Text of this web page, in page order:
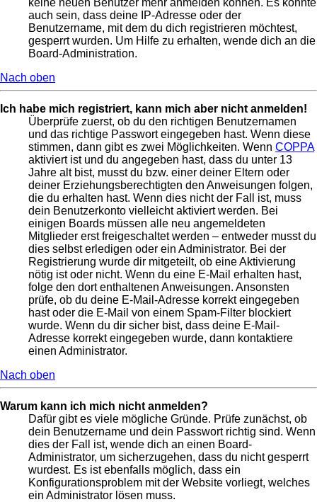
auch sein, dass deine IP-Adresse oder der
Benutzername, mit dem du dich registrieren möchtest,
gesperrt wurden. Um Hilfe zu erhalten, wende dich an die
Board-Administration.
Nach oben
Ich habe mich registriert, kann mich aber nicht anmelden!
Überprüfe zuerst, ob du den richtigen Benutzernamen
und das richtige Passwort eingegeben hast. Wenn diese
stimmen, dann gibt es zwei Möglichkeiten. Wenn COPPA
aktiviert ist und du angegeben hast, dass du unter 13
Jahre alt bist, musst du bzw. einer deiner Eltern oder
deiner Erziehungsberechtigten den Anweisungen folgen,
die du erhalten hast. Wenn dies nicht der Fall ist, muss
dein Benutzerkonto vielleicht aktiviert werden. Bei
einigen Boards müssen alle neu angemeldeten
Mitglieder erst freigeschaltet werden – entweder musst du
dies selbst erledigen oder ein Administrator. Bei der
Registrierung wurde dir mitgeteilt, ob eine Aktivierung
nötig ist oder nicht. Wenn du eine E-Mail erhalten hast,
folge den dort enthaltenen Anweisungen. Ansonsten
prüfe, ob du deine E-Mail-Adresse korrekt eingegeben
hast oder die E-Mail von einem Spam-Filter blockiert
wurde. Wenn du dir sicher bist, dass deine E-Mail-
Adresse korrekt eingegeben wurde, dann kontaktiere
einen Administrator.
Nach oben
Warum kann ich mich nicht anmelden?
Dafür gibt es viele mögliche Gründe. Prüfe zunächst, ob
dein Benutzername und dein Passwort richtig sind. Wenn
dies der Fall ist, wende dich an einen Board-
Administrator, um sicherzugehen, dass du nicht gesperrt
wurdest. Es ist ebenfalls möglich, dass ein
Konfigurationsproblem mit der Website vorliegt, welches
ein Administrator lösen muss.